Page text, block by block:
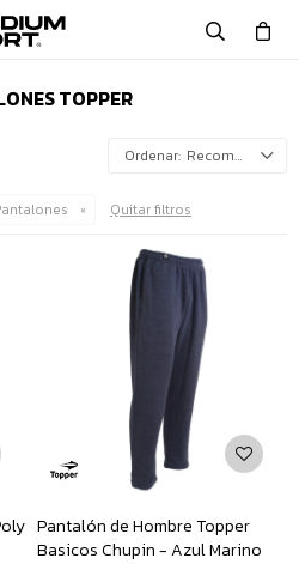
TOPPER
Recomendados
Quitar filtros
Pantalón de Hombre Topper
Basicos Chupin - Azul Marino